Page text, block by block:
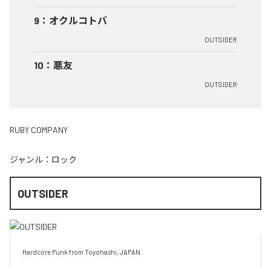
9 ： オクルコトバ
OUTSIDER
10 ： 悪友
OUTSIDER
RUBY COMPANY
ジャンル： ロック
OUTSIDER
Hardcore Punk from Toyohashi, JAPAN